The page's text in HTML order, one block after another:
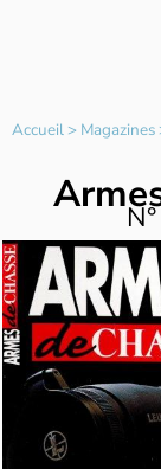
Accueil> Magazines